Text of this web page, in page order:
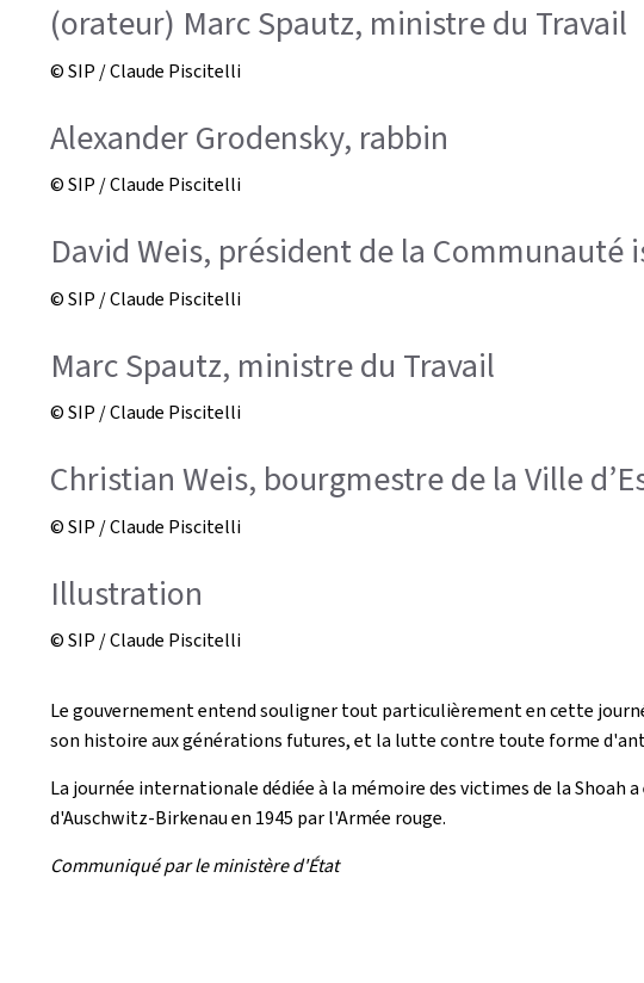
(orateur) Marc Spautz, ministre du Travail
© SIP / Claude Piscitelli
Alexander Grodensky, rabbin
© SIP / Claude Piscitelli
David Weis, président de la Communauté
© SIP / Claude Piscitelli
Marc Spautz, ministre du Travail
© SIP / Claude Piscitelli
Christian Weis, bourgmestre de la Ville
© SIP / Claude Piscitelli
Illustration
© SIP / Claude Piscitelli
Le gouvernement entend souligner tout particulièrement en cette
son histoire aux générations futures, et la lutte contre toute forme
La journée internationale dédiée à la mémoire des victimes de la
d'Auschwitz-Birkenau en 1945 par l'Armée rouge.
Communiqué par le ministère d'État